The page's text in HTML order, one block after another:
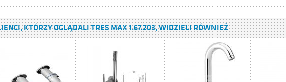
WIĘCEJ
KTÓRZY OGLĄDALI TRES MAX 1.67.203, WIDZIELI RÓWNIEŻ